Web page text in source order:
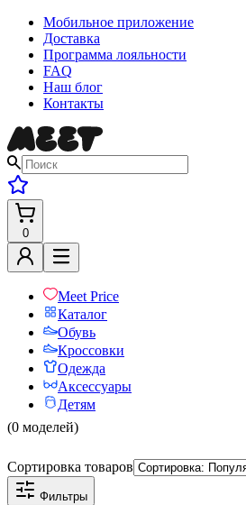
Мобильное приложение
Доставка
Программа лояльности
FAQ
Наш блог
Контакты
0
Meet Price
Каталог
Обувь
Кроссовки
Одежда
Аксессуары
Детям
(0 моделей)
Сортировка товаров
Фильтры